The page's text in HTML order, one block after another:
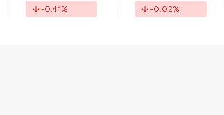
-0.41% -0.02%